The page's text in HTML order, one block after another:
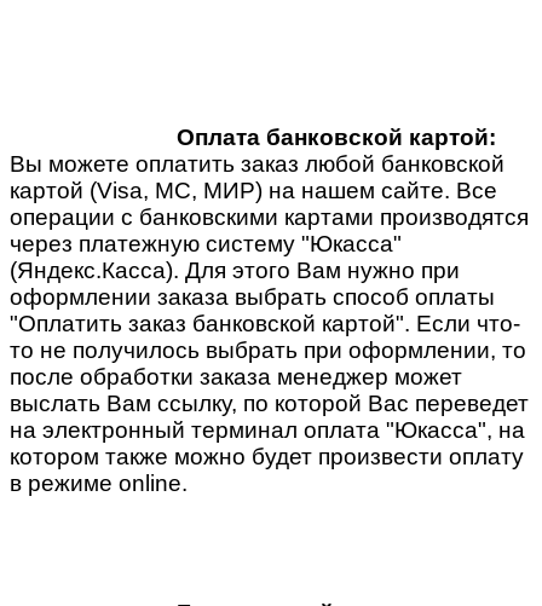
Оплата банковской картой:
Вы можете оплатить заказ любой банковской
картой (Visa, MC, МИР) на нашем сайте. Все
операции с банковскими картами производятся
через платежную систему "Юкасса"
(Яндекс.Касса). Для этого Вам нужно при
оформлении заказа выбрать способ оплаты
"Оплатить заказ банковской картой". Если что-
то не получилось выбрать при оформлении, то
после обработки заказа менеджер может
выслать Вам ссылку, по которой Вас переведет
на электронный терминал оплата "Юкасса", на
котором также можно будет произвести оплату
в режиме online.